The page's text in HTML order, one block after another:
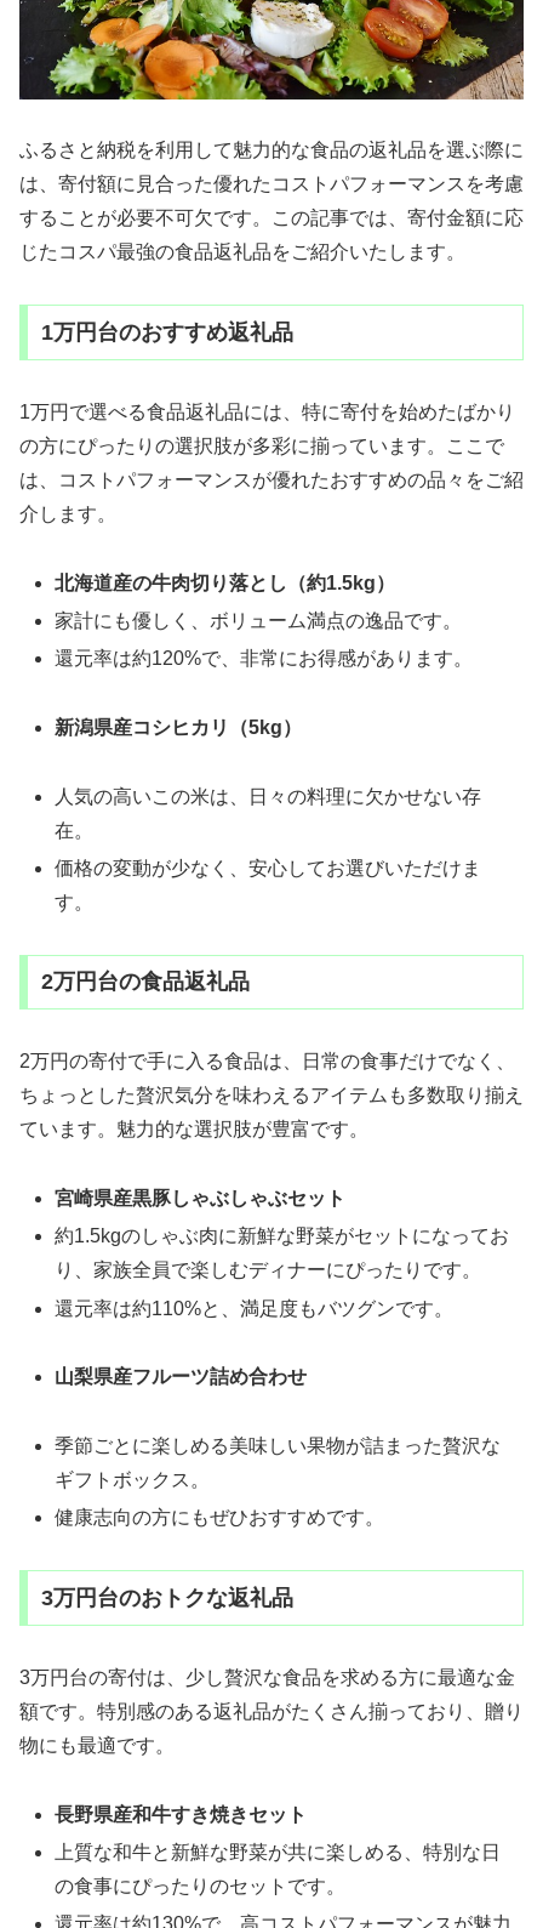
ふるさと納税を利用して魅力的な食品の返礼品を選ぶ際に
は、寄付額に見合った優れたコストパフォーマンスを考慮
することが必要不可欠です。この記事では、寄付金額に応
じたコスパ最強の食品返礼品をご紹介いたします。
1万円台のおすすめ返礼品
1万円で選べる食品返礼品には、特に寄付を始めたばかり
の方にぴったりの選択肢が多彩に揃っています。ここで
は、コストパフォーマンスが優れたおすすめの品々をご紹
介します。
北海道産の牛肉切り落とし（約1.5kg）
家計にも優しく、ボリューム満点の逸品です。
還元率は約120%で、非常にお得感があります。
新潟県産コシヒカリ（5kg）
人気の高いこの米は、日々の料理に欠かせない存
在。
価格の変動が少なく、安心してお選びいただけま
す。
2万円台の食品返礼品
2万円の寄付で手に入る食品は、日常の食事だけでなく、
ちょっとした贅沢気分を味わえるアイテムも多数取り揃え
ています。魅力的な選択肢が豊富です。
宮崎県産黒豚しゃぶしゃぶセット
約1.5kgのしゃぶ肉に新鮮な野菜がセットになってお
り、家族全員で楽しむディナーにぴったりです。
還元率は約110%と、満足度もバツグンです。
山梨県産フルーツ詰め合わせ
季節ごとに楽しめる美味しい果物が詰まった贅沢な
ギフトボックス。
健康志向の方にもぜひおすすめです。
3万円台のおトクな返礼品
3万円台の寄付は、少し贅沢な食品を求める方に最適な金
額です。特別感のある返礼品がたくさん揃っており、贈り
物にも最適です。
長野県産和牛すき焼きセット
上質な和牛と新鮮な野菜が共に楽しめる、特別な日
の食事にぴったりのセットです。
還元率は約130%で、高コストパフォーマンスが魅力